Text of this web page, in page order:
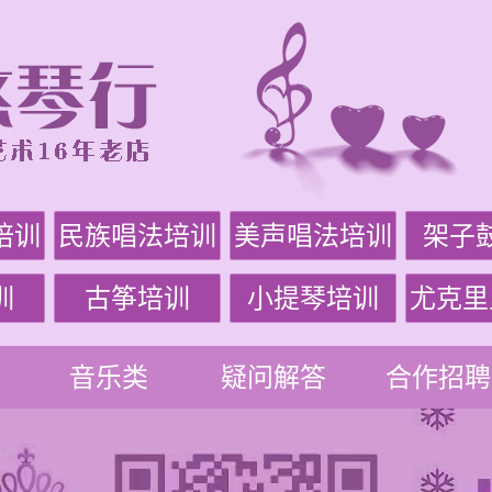
民族唱法培训 美声唱法培训 架子
古筝培训 小提琴培训 尤克
音乐类 疑问解答 合作招聘